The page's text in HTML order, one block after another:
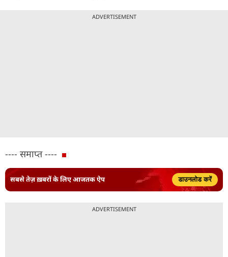
ADVERTISEMENT
---- समाप्त ----
सबसे तेज़ ख़बरों के लिए आजतक ऐप डाउनलोड करें
ADVERTISEMENT